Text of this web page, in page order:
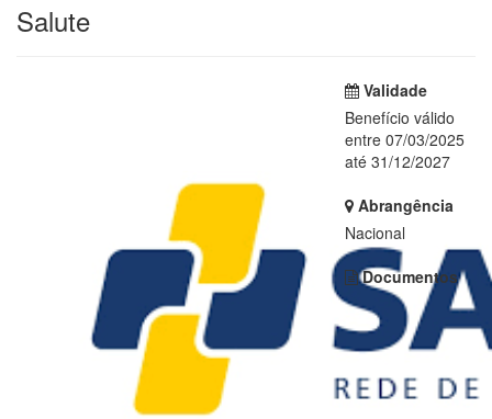
Salute
Validade
Benefício válido
entre 07/03/2025
até 31/12/2027
Abrangência
Nacional
Documentos